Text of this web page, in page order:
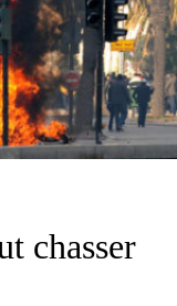
chasser